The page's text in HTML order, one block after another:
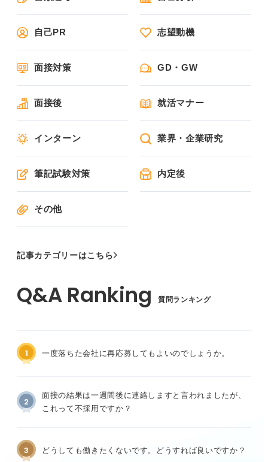
自己PR 志望動機
面接対策 GD・GW
面接後 就活マナー
インターン 業界・企業研究
筆記試験対策 内定後
その他
記事カテゴリーはこちら
質問ランキング
1 一度落ちた会社に再応募してもよいのでしょうか。
2
面接の結果は一週間後に連絡しますと言われましたが、
これって不採用ですか？
3 どうしても働きたくないです。どうすれば良いですか？